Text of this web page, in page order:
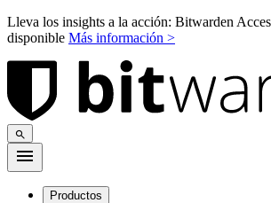
Lleva los insights a la acción: Bitwarden
disponible Más información >
Productos